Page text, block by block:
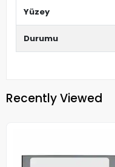
Yüzey
Durumu
Recently Viewed